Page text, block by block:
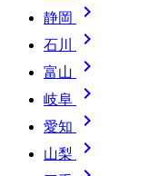
静岡 
石川 
富山 
岐阜 
愛知 
山梨 